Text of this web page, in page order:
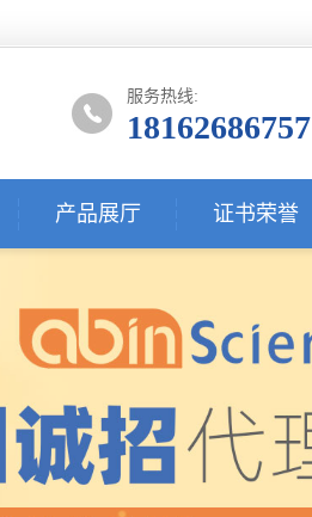
服务热线:
18162686757
产品展厅 证书荣誉